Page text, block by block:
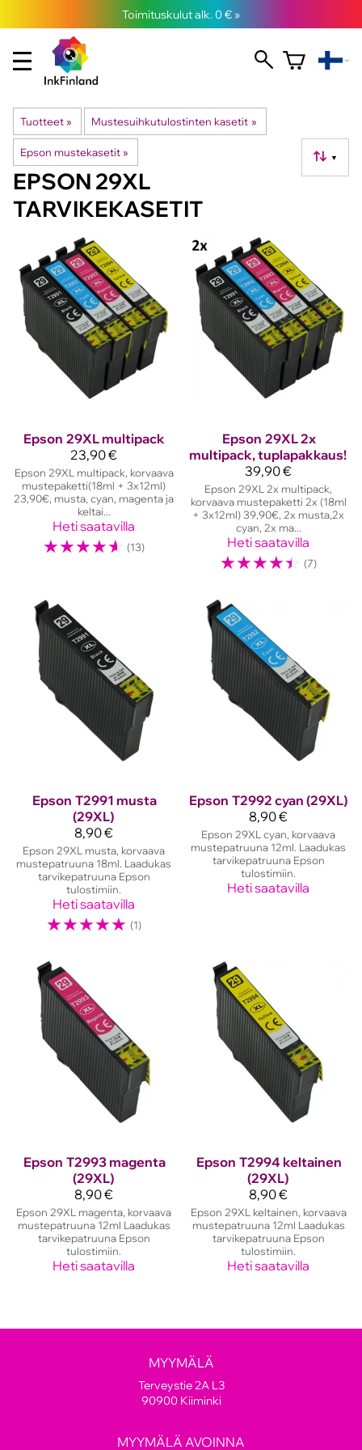
Toimituskulut alk. 0 € »
Tuotteet ‪» Mustesuihkutulostinten kasetit ‪»
Epson mustekasetit ‪» ▼
EPSON 29XL
TARVIKEKASETIT
Epson 29XL multipack
23,90 €
Epson 29XL multipack, korvaava
mustepaketti(18ml + 3x12ml)
23,90€, musta, cyan, magenta ja
keltai...
Heti saatavilla
☆☆☆☆☆ (13)
Epson 29XL 2x
multipack, tuplapakkaus!
39,90 €
Epson 29XL 2x multipack,
korvaava mustepaketti 2x (18ml
+ 3x12ml) 39,90€, 2x musta,2x
cyan, 2x ma...
Heti saatavilla
☆☆☆☆☆ (7)
Epson T2991 musta
(29XL)
8,90 €
Epson 29XL musta, korvaava
mustepatruuna 18ml. Laadukas
tarvikepatruuna Epson
tulostimiin.
Heti saatavilla
☆☆☆☆☆ (1)
Epson T2992 cyan (29XL)
8,90 €
Epson 29XL cyan, korvaava
mustepatruuna 12ml. Laadukas
tarvikepatruuna Epson
tulostimiin.
Heti saatavilla
Epson T2993 magenta
(29XL)
8,90 €
Epson 29XL magenta, korvaava
mustepatruuna 12ml Laadukas
tarvikepatruuna Epson
tulostimiin.
Heti saatavilla
Epson T2994 keltainen
(29XL)
8,90 €
Epson 29XL keltainen, korvaava
mustepatruuna 12ml Laadukas
tarvikepatruuna Epson
tulostimiin.
Heti saatavilla
MYYMÄLÄ
Terveystie 2A L3
90900 Kiiminki
MYYMÄLÄ AVOINNA